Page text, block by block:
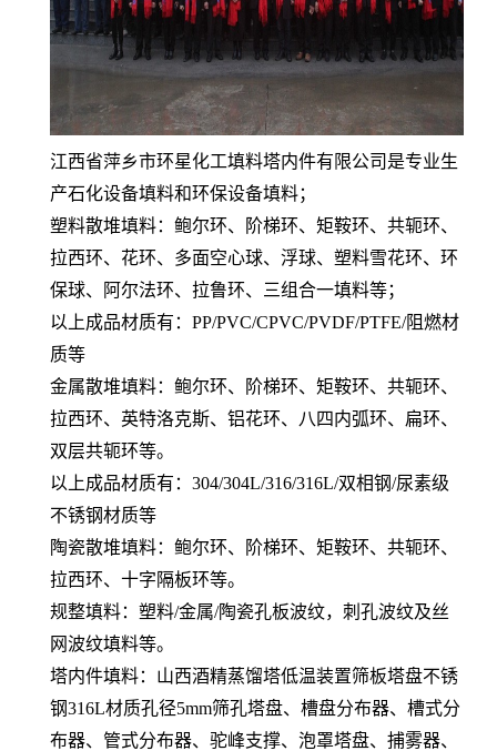
江西省萍乡市环星化工填料塔内件有限公司是专业生
产石化设备填料和环保设备填料；
塑料散堆填料：鲍尔环、阶梯环、矩鞍环、共轭环、
拉西环、花环、多面空心球、浮球、塑料雪花环、环
保球、阿尔法环、拉鲁环、三组合一填料等；
以上成品材质有：PP/PVC/CPVC/PVDF/PTFE/阻燃材
质等
金属散堆填料：鲍尔环、阶梯环、矩鞍环、共轭环、
拉西环、英特洛克斯、铝花环、八四内弧环、扁环、
双层共轭环等。
以上成品材质有：304/304L/316/316L/双相钢/尿素级
不锈钢材质等
陶瓷散堆填料：鲍尔环、阶梯环、矩鞍环、共轭环、
拉西环、十字隔板环等。
规整填料：塑料/金属/陶瓷孔板波纹，刺孔波纹及丝
网波纹填料等。
塔内件填料：山西酒精蒸馏塔低温装置筛板塔盘不锈
钢316L材质孔径5mm筛孔塔盘、槽盘分布器、槽式分
布器、管式分布器、驼峰支撑、泡罩塔盘、捕雾器、